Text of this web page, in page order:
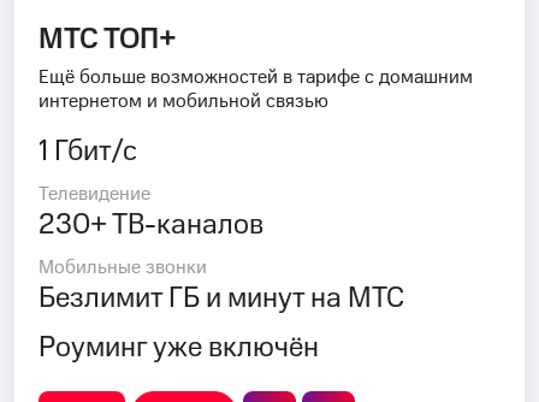
МТС ТОП+
Ещё больше возможностей в тарифе с домашним
интернетом и мобильной связью
1 Гбит/с
Телевидение
230+ ТВ-каналов
Мобильные звонки
Безлимит ГБ и минут на МТС
Роуминг уже включён